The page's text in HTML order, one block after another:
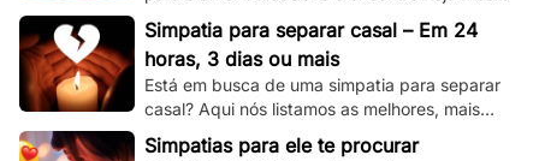
sua alma gêmea! Todas são simples de se
fazer!
Simpatia para separar casal – Em 24
horas, 3 dias ou mais
Está em busca de uma simpatia para separar
casal? Aqui nós listamos as melhores, mais
simples e mais funcionais simpatias desse tipo!
Simpatias para ele te procurar